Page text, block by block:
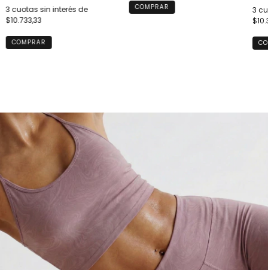
3 cuotas sin interés de
$10.733,33
COMPRAR
COMPRAR
3